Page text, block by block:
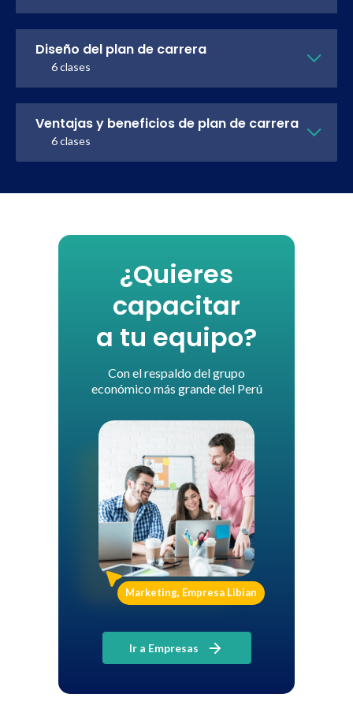
Diseño del plan de carrera
6 clases
Ventajas y beneficios de plan de carrera
6 clases
¿Quieres
capacitar
a tu equipo?
Con el respaldo del grupo
económico más grande del Perú
Marketing, Empresa Libian
Ir a Empresas